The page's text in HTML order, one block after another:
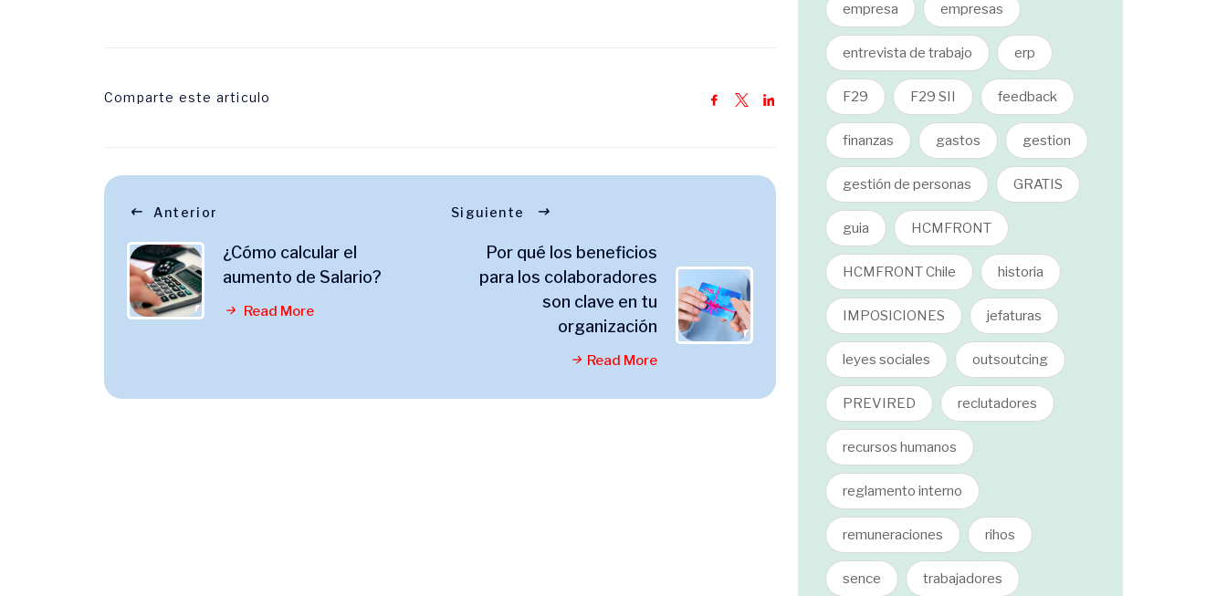
Comparte este articulo
Anterior
¿Cómo calcular el
aumento de Salario?
Read More
Siguiente
Por qué los beneficios
para los colaboradores
son clave en tu
organización
Read More
empresa empresas
entrevista de trabajo erp
F29 F29 SII feedback
finanzas gastos gestion
gestión de personas GRATIS
guia HCMFRONT
HCMFRONT Chile historia
IMPOSICIONES jefaturas
leyes sociales outsoutcing
PREVIRED reclutadores
recursos humanos
reglamento interno
remuneraciones rihos
sence trabajadores